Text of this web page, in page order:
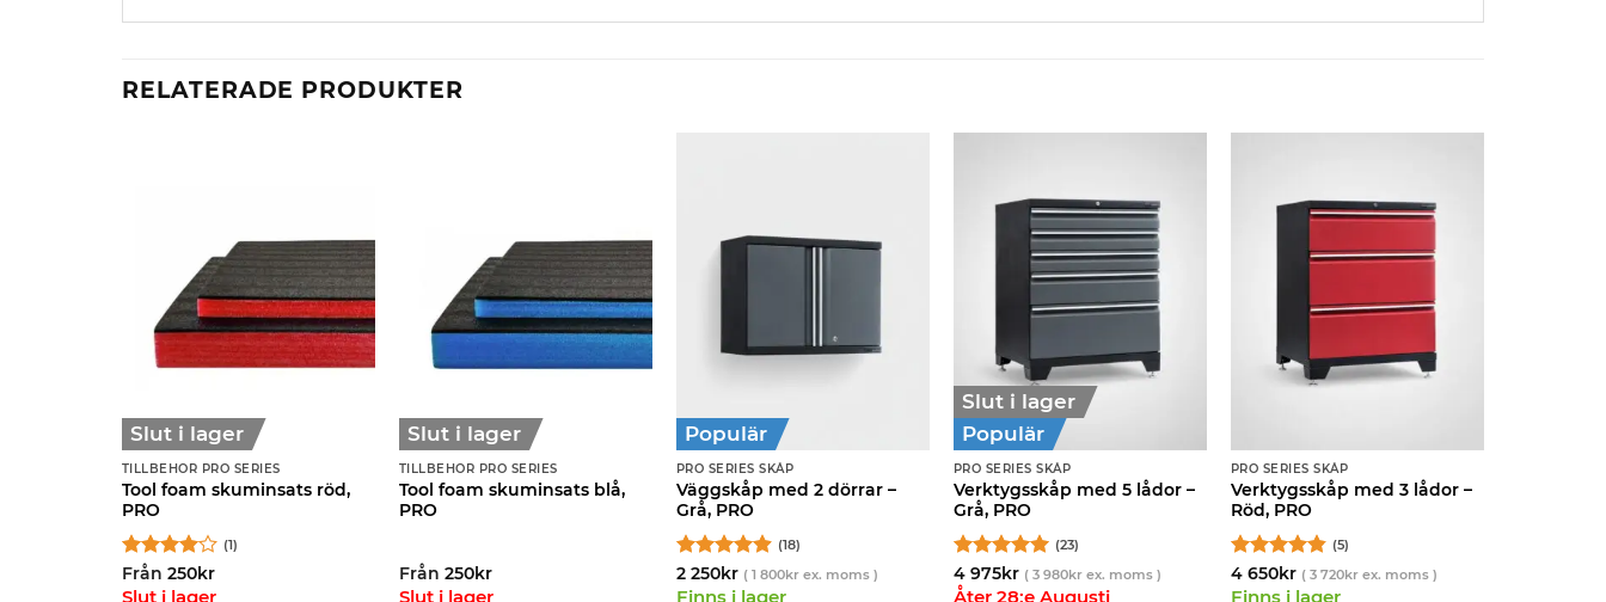
RELATERADE PRODUKTER
Slut i lager
TILLBEHÖR PRO SERIES
Tool foam skuminsats röd,
PRO
Betygsatt
4av 5
(1)
Från 250kr
Slut i lager
Slut i lager
TILLBEHÖR PRO SERIES
Tool foam skuminsats blå,
PRO
Från 250kr
Slut i lager
Populär
PRO SERIES SKÅP
Väggskåp med 2 dörrar –
Grå, PRO
Betygsatt
4.89av 5
(18)
2 250kr ( 1 800krex. moms )
Finns i lager
Slut i lager
Populär
PRO SERIES SKÅP
Verktygsskåp med 5 lådor –
Grå, PRO
Betygsatt
4.96av 5
(23)
4 975kr ( 3 980krex. moms )
Åter 28:e Augusti
PRO SERIES SKÅP
Verktygsskåp med 3 lådor –
Röd, PRO
Betygsatt
4.8av 5
(5)
4 650kr ( 3 720krex. moms )
Finns i lager